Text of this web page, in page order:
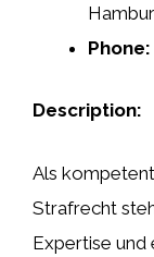
Phone:
Description:
Als
Strafrecht
Expertise und